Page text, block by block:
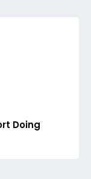
Doing